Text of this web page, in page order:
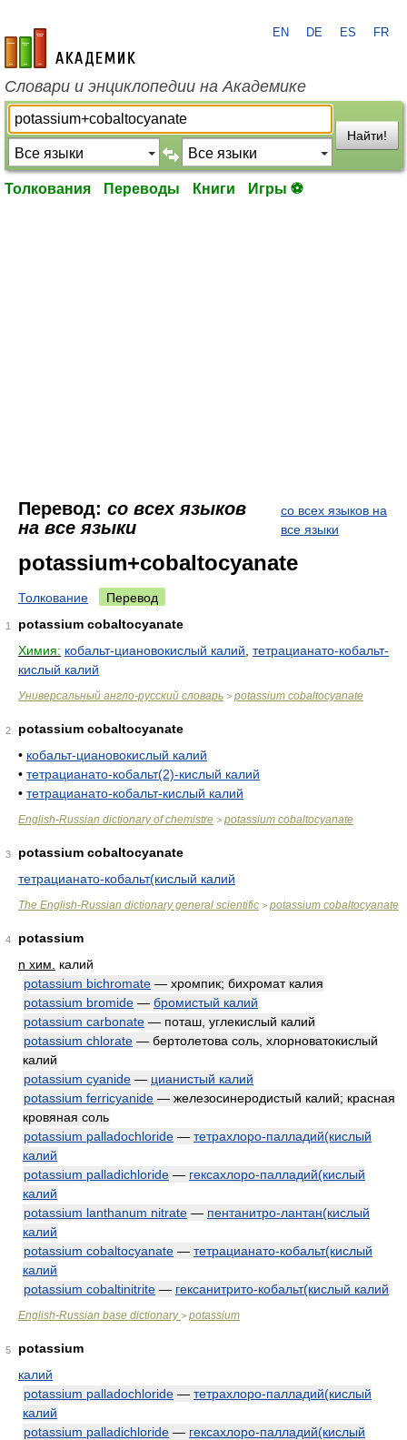
academic.ru
EN DE ES FR
Словари и энциклопедии на Академике
Найти!
Толкования Переводы Книги Игры ⚽
Перевод: со всех языков
на все языки
со всех языков на
все языки
potassium+cobaltocyanate
Толкование Перевод
1
potassium cobaltocyanate
Химия: кобальт-циановокислый калий тетрацианато-кобальт-
кислый калий
Универсальный англо-русский словарь > potassium cobaltocyanate
2
potassium cobaltocyanate
• кобальт-циановокислый калий
• тетрацианато-кобальт(2)-кислый калий
• тетрацианато-кобальт-кислый калий
English-Russian dictionary of chemistre > potassium cobaltocyanate
3
potassium cobaltocyanate
тетрацианато-кобальт(кислый калий
The English-Russian dictionary general scientific > potassium cobaltocyanate
4
potassium
n хим.
калий
potassium bichromate — хромпик; бихромат калия
potassium bromide — бромистый калий
potassium carbonate — поташ, углекислый калий
potassium chlorate — бертолетова соль, хлорноватокислый
калий
potassium cyanide — цианистый калий
potassium ferricyanide — железосинеродистый калий; красная
кровяная соль
potassium palladochloride — тетрахлоро-палладий(кислый
калий
potassium palladichloride — гексахлоро-палладий(кислый
калий
potassium lanthanum nitrate — пентанитро-лантан(кислый
калий
potassium cobaltocyanate — тетрацианато-кобальт(кислый
калий
potassium cobaltinitrite — гексанитрито-кобальт(кислый калий
English-Russian base dictionary> potassium
5
potassium
калий
potassium palladochloride — тетрахлоро-палладий(кислый
калий
potassium palladichloride — гексахлоро-палладий(кислый